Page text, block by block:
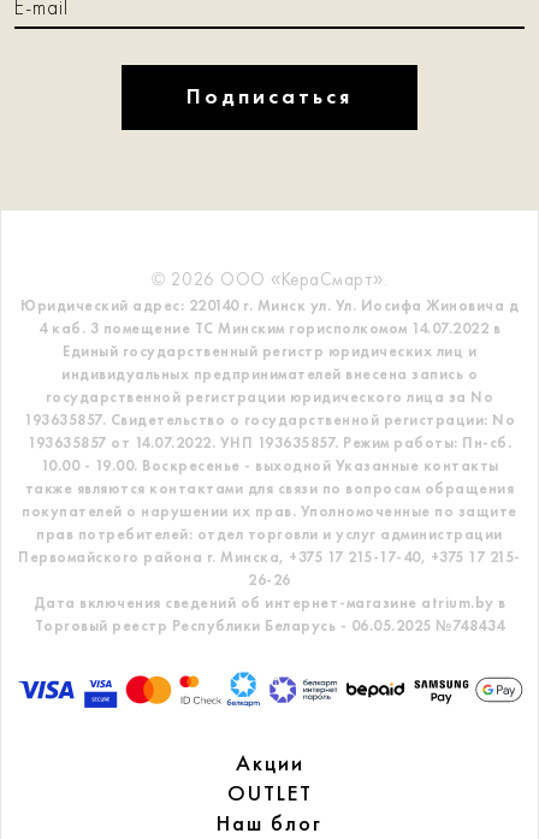
Подписаться
© 2026 ООО «КераСмарт».
Юридический адрес: 220140 г. Минск ул. Ул. Иосифа Жиновича д
4 каб. 3 помещение ТС Минским горисполкомом 14.07.2022 в
Единый государственный регистр юридических лиц и
индивидуальных предпринимателей внесена запись о
государственной регистрации юридического лица за No
193635857. Свидетельство о государственной регистрации: No
193635857 от 14.07.2022. УНП 193635857. Режим работы: Пн-сб.
10.00 - 19.00. Воскресенье - выходной Указанные контакты
также являются контактами для связи по вопросам обращения
покупателей о нарушении их прав. Уполномоченные по защите
прав потребителей: отдел торговли и услуг администрации
Первомайского района г. Минска, +375 17 215-17-40, +375 17 215-
26-26
Дата включения сведений об интернет-магазине atrium.by в
Торговый реестр Республики Беларусь - 06.05.2025 №748434
Акции
OUTLET
Наш блог